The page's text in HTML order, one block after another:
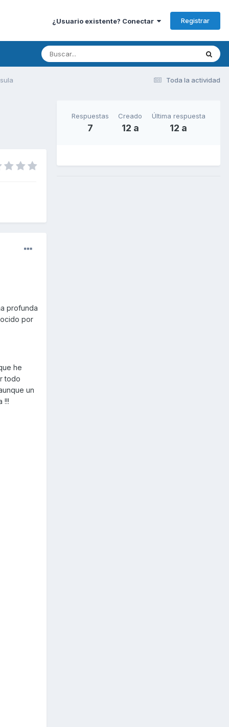
¿Usuario existente? Conectar Registrar
Toda la actividad
profunda
por
he
todo
un
!!!
Respuestas
7
Creado
12 a
Última respuesta
12 a